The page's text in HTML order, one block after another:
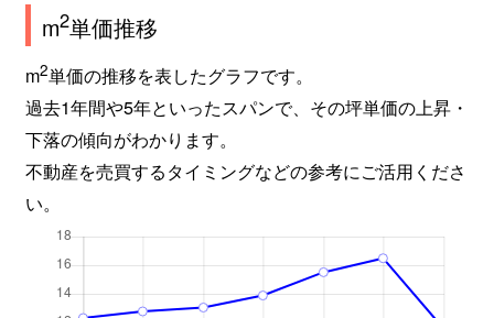
m2単価推移
m2単価の推移を表したグラフです。
過去1年間や5年といったスパンで、その坪単価の上昇・
下落の傾向がわかります。
不動産を売買するタイミングなどの参考にご活用くださ
い。